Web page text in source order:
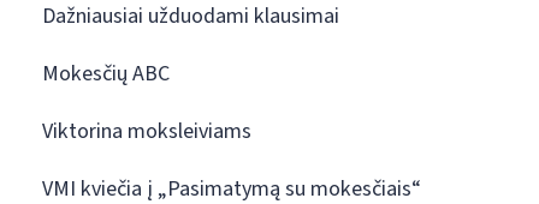
Dažniausiai užduodami klausimai
Mokesčių ABC
Viktorina moksleiviams
VMI kviečia į „Pasimatymą su mokesčiais“